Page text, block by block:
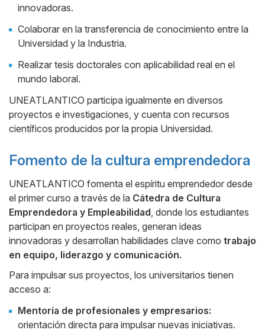
innovadoras.
Colaborar en la transferencia de conocimiento entre la
Universidad y la Industria.
Realizar tesis doctorales con aplicabilidad real en el
mundo laboral.
UNEATLANTICO participa igualmente en diversos
proyectos e investigaciones, y cuenta con recursos
científicos producidos por la propia Universidad.
Fomento de la cultura emprendedora
UNEATLANTICO fomenta el espíritu emprendedor desde
el primer curso a través de la Cátedra de Cultura
Emprendedora y Empleabilidad , donde los estudiantes
participan en proyectos reales, generan ideas
innovadoras y desarrollan habilidades clave como trabajo
en equipo, liderazgo y comunicación.
Para impulsar sus proyectos, los universitarios tienen
acceso a:
Mentoría de profesionales y empresarios:
orientación directa para impulsar nuevas iniciativas.